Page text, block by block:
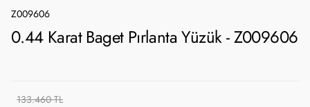
Z009606
0.44 Karat Baget Pırlanta Yüzük - Z009606
133.460 TL